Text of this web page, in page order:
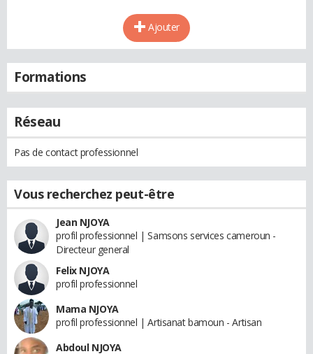
Ajouter
Formations
Réseau
Pas de contact professionnel
Vous recherchez peut-être
Jean NJOYA
profil professionnel | Samsons services cameroun -
Directeur general
Felix NJOYA
profil professionnel
Mama NJOYA
profil professionnel | Artisanat bamoun - Artisan
Abdoul NJOYA